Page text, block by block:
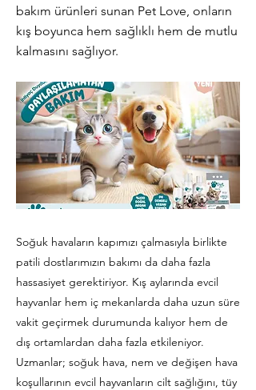
bakım ürünleri sunan Pet Love, onların
kış boyunca hem sağlıklı hem de mutlu
kalmasını sağlıyor.
Soğuk havaların kapımızı çalmasıyla birlikte
patili dostlarımızın bakımı da daha fazla
hassasiyet gerektiriyor. Kış aylarında evcil
hayvanlar hem iç mekanlarda daha uzun süre
vakit geçirmek durumunda kalıyor hem de
dış ortamlardan daha fazla etkileniyor.
Uzmanlar; soğuk hava, nem ve değişen hava
koşullarının evcil hayvanların cilt sağlığını, tüy